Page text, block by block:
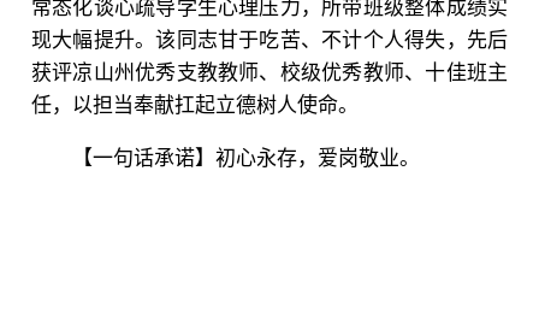
常态化谈心疏导学生心理压力，所带班级整体成绩实
现大幅提升。该同志甘于吃苦、不计个人得失，先后
获评凉山州优秀支教教师、校级优秀教师、十佳班主
任，以担当奉献扛起立德树人使命。
【一句话承诺】初心永存，爱岗敬业。